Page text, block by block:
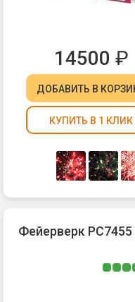
14500 ₽
ДОБАВИТЬ В
КУПИТЬ В 1 КЛИК
Фейерверк